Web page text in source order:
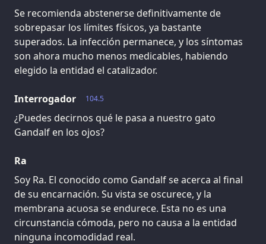
Se recomienda abstenerse definitivamente de
sobrepasar los límites físicos, ya bastante
superados. La infección permanece, y los síntomas
son ahora mucho menos medicables, habiendo
elegido la entidad el catalizador.
104.5
Interrogador
¿Puedes decirnos qué le pasa a nuestro gato
Gandalf en los ojos?
Ra
Soy Ra. El conocido como Gandalf se acerca al final
de su encarnación. Su vista se oscurece, y la
membrana acuosa se endurece. Esta no es una
circunstancia cómoda, pero no causa a la entidad
ninguna incomodidad real.